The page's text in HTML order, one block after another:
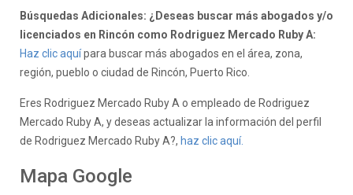
Búsquedas Adicionales: ¿Deseas buscar más abogados y/o
licenciados en Rincón como Rodriguez Mercado Ruby A:
Haz clic aquípara buscar más abogados en el área, zona,
región, pueblo o ciudad de Rincón, Puerto Rico.
Eres Rodriguez Mercado Ruby A o empleado de Rodriguez
Mercado Ruby A, y deseas actualizar la información del perfil
de Rodriguez Mercado Ruby A?, haz clic aquí.
Mapa Google